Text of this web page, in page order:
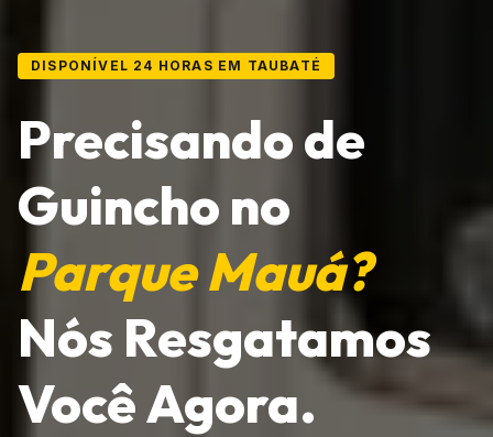
DISPONÍVEL 24 HORAS EM TAUBATÉ
Precisando de
Guincho no
Parque Mauá?
Nós Resgatamos
Você Agora.